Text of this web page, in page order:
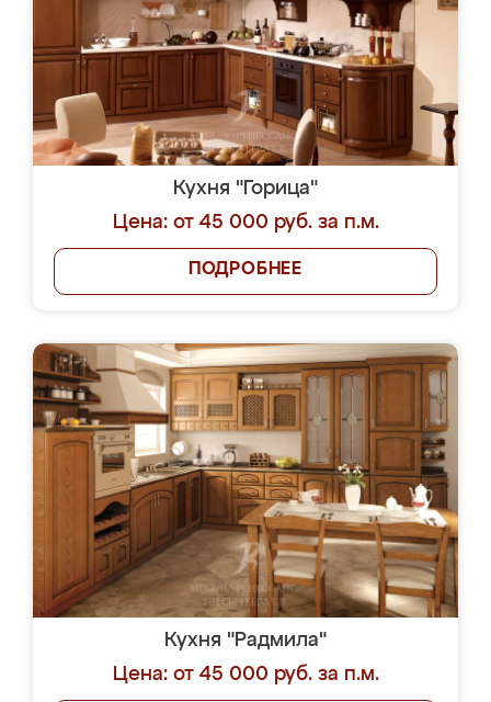
Кухня "Горица"
Цена: от 45 000 руб. за п.м.
ПОДРОБНЕЕ
Кухня "Радмила"
Цена: от 45 000 руб. за п.м.